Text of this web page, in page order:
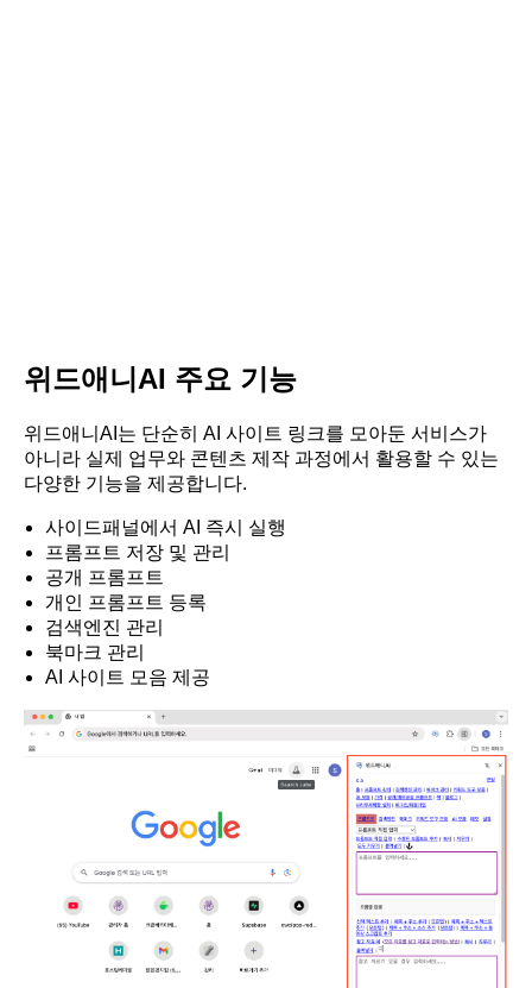
위드애니AI 주요 기능
위드애니AI는 단순히 AI 사이트 링크를 모아둔 서비스가
아니라 실제 업무와 콘텐츠 제작 과정에서 활용할 수 있는
다양한 기능을 제공합니다.
사이드패널에서 AI 즉시 실행
프롬프트 저장 및 관리
공개 프롬프트
개인 프롬프트 등록
검색엔진 관리
북마크 관리
AI 사이트 모음 제공